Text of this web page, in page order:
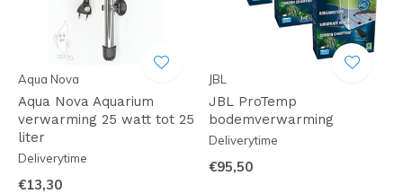
Aqua Nova
Aqua Nova Aquarium
verwarming 25 watt tot 25
liter
Deliverytime
€13,30
JBL
JBL ProTemp
bodemverwarming
Deliverytime
€95,50